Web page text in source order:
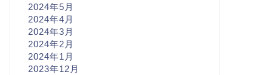
2024年5月
2024年4月
2024年3月
2024年2月
2024年1月
2023年12月